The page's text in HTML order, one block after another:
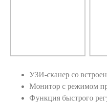
УЗИ-сканер со
Монитор с режимом
Функция быстрого